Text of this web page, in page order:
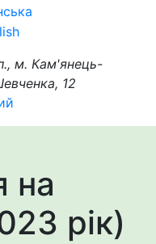
м. Кам'янець-
12
на
рік)